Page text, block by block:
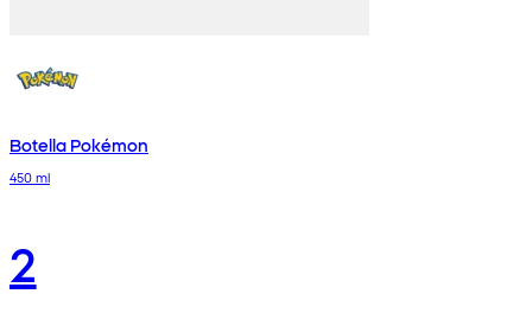
Botella Pokémon
450 ml
2